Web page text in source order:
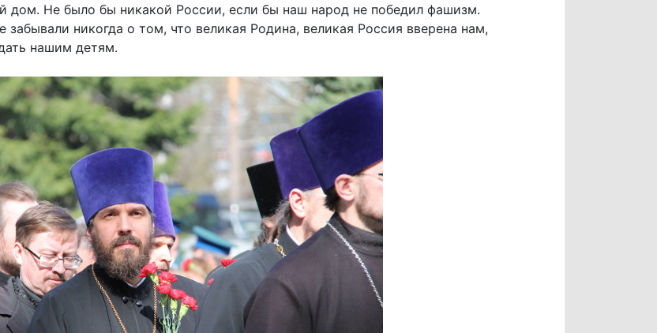
дом. Не было бы никакой России, если бы наш народ не победил фашизм.
никогда о том, что великая Родина, великая Россия вверена нам,
нашим детям.